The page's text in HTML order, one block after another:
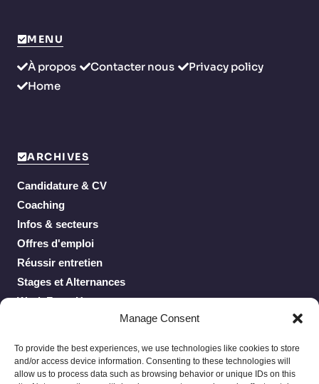
Manage Consent
To provide the best experiences, we use technologies like cookies to store
and/or access device information. Consenting to these technologies will
allow us to process data such as browsing behavior or unique IDs on this
MENU
À propos Contacter nous
Privacy policy
Home
ARCHIVES
Candidature & CV
Coaching
Infos & secteurs
Offres d'emploi
Réussir entretien
Stages et Alternances
Work From Home